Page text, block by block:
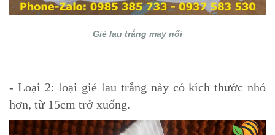
Giẻ lau trắng may nối
- Loại 2: loại giẻ lau trắng này có kích thước nhỏ
hơn, từ 15cm trở xuống.